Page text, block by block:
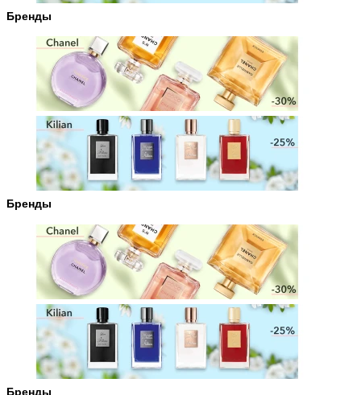
Бренды
Бренды
Бренды